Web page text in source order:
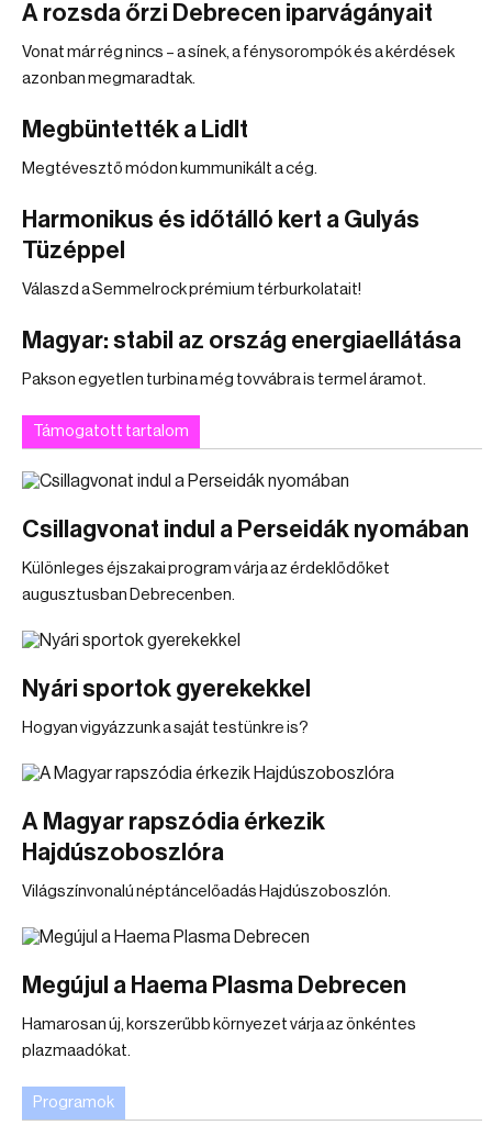
A rozsda őrzi Debrecen iparvágányait
Vonat már rég nincs – a sínek, a fénysorompók és a kérdések
azonban megmaradtak.
Megbüntették a Lidlt
Megtévesztő módon kummunikált a cég.
Harmonikus és időtálló kert a Gulyás
Tüzéppel
Válaszd a Semmelrock prémium térburkolatait!
Magyar: stabil az ország energiaellátása
Pakson egyetlen turbina még tovvábra is termel áramot.
Támogatott tartalom
Csillagvonat indul a Perseidák nyomában
Különleges éjszakai program várja az érdeklődőket
augusztusban Debrecenben.
Nyári sportok gyerekekkel
Hogyan vigyázzunk a saját testünkre is?
A Magyar rapszódia érkezik
Hajdúszoboszlóra
Világszínvonalú néptáncelőadás Hajdúszoboszlón.
Megújul a Haema Plasma Debrecen
Hamarosan új, korszerűbb környezet várja az önkéntes
plazmaadókat.
Programok